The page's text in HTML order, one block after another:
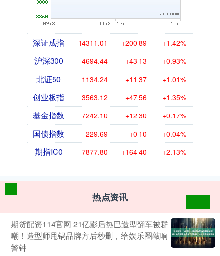
深证成指 14311.01 +200.89 +1.42%
沪深300 4694.44 +43.13 +0.93%
北证50 1134.24 +11.37 +1.01%
创业板指 3563.12 +47.56 +1.35%
基金指数 7242.10 +12.30 +0.17%
国债指数 229.69 +0.10 +0.04%
期指IC0 7877.80 +164.40 +2.13%
热点资讯
期货配资114官网 21亿影后热巴造型翻车被群
嘲！造型师甩锅品牌方后秒删，给娱乐圈敲响
警钟